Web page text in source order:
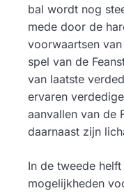
bal wordt nog
mede door de
voorwaartsen
spel van de
van laatste
ervaren
aanvallen van de
daarnaast zijn
In de tweede
mogelijkheden